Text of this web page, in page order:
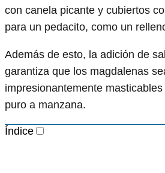
con canela picante y cubiertos
para un pedacito, como un
Además de esto, la adición de
garantiza que los magdalenas
impresionantemente
puro a manzana.
Índice